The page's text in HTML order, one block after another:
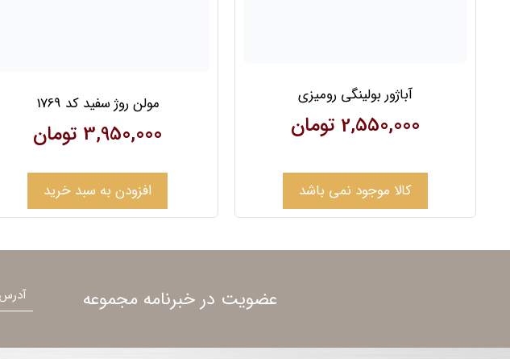
آباژور بولینگی رومیزی
2,550,000 تومان
کالا موجود نمی باشد
مولن روژ سفید کد 1769
3,950,000 تومان
افزودن به سبد خرید
عضویت در خبرنامه مجموعه ایمیل